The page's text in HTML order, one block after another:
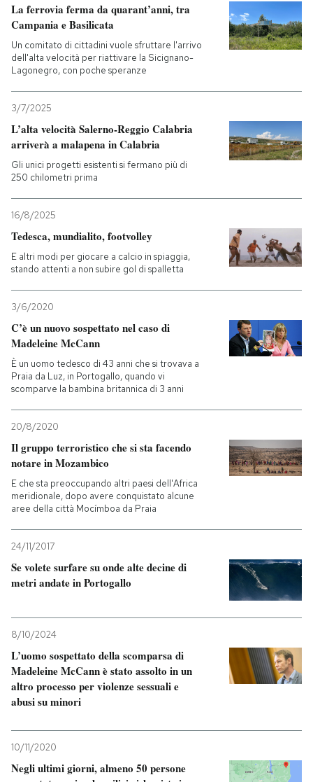
La ferrovia ferma da quarant’anni, tra
Campania e Basilicata
Un comitato di cittadini vuole sfruttare l'arrivo
dell'alta velocità per riattivare la Sicignano-
Lagonegro, con poche speranze
3/7/2025
L’alta velocità Salerno-Reggio Calabria
arriverà a malapena in Calabria
Gli unici progetti esistenti si fermano più di
250 chilometri prima
16/8/2025
Tedesca, mundialito, footvolley
E altri modi per giocare a calcio in spiaggia,
stando attenti a non subire gol di spalletta
3/6/2020
C’è un nuovo sospettato nel caso di
Madeleine McCann
È un uomo tedesco di 43 anni che si trovava a
Praia da Luz, in Portogallo, quando vi
scomparve la bambina britannica di 3 anni
20/8/2020
Il gruppo terroristico che si sta facendo
notare in Mozambico
E che sta preoccupando altri paesi dell'Africa
meridionale, dopo avere conquistato alcune
aree della città Mocímboa da Praia
24/11/2017
Se volete surfare su onde alte decine di
metri andate in Portogallo
8/10/2024
L’uomo sospettato della scomparsa di
Madeleine McCann è stato assolto in un
altro processo per violenze sessuali e
abusi su minori
10/11/2020
Negli ultimi giorni, almeno 50 persone